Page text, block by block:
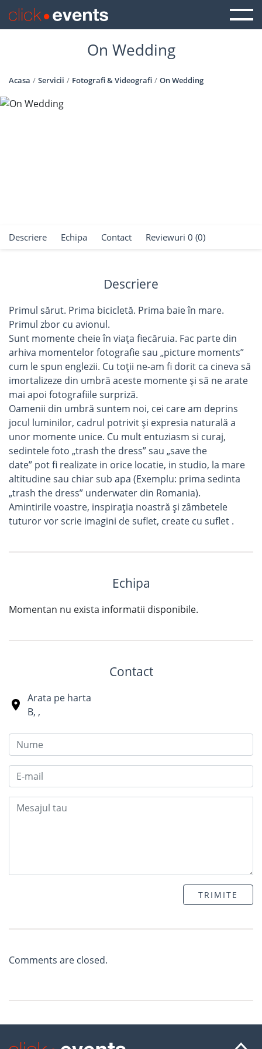
On Wedding
Acasa Servicii Fotografi & Videografi On Wedding
Descriere Echipa Contact Reviewuri 0 (0)
Descriere
Primul sărut. Prima bicicletă. Prima baie în mare.
Primul zbor cu avionul.
Sunt momente cheie în viața fiecăruia. Fac parte din
arhiva momentelor fotografie sau „picture moments”
cum le spun englezii. Cu toții ne-am fi dorit ca cineva să
imortalizeze din umbră aceste momente și să ne arate
mai apoi fotografiile surpriză.
Oamenii din umbră suntem noi, cei care am deprins
jocul luminilor, cadrul potrivit și expresia naturală a
unor momente unice. Cu mult entuziasm si curaj,
sedintele foto „trash the dress” sau „save the
date” pot fi realizate in orice locatie, in studio, la mare
altitudine sau chiar sub apa (Exemplu: prima sedinta
„trash the dress” underwater din Romania).
Amintirile voastre, inspirația noastră și zâmbetele
tuturor vor scrie imagini de suflet, create cu suflet .
Echipa
Momentan nu exista informatii disponibile.
Contact
Arata pe harta
B, ,
TRIMITE
Comments are closed.